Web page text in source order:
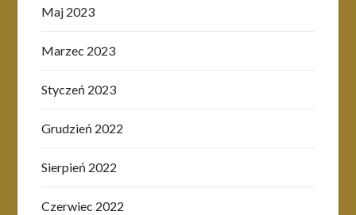
Maj 2023
Marzec 2023
Styczeń 2023
Grudzień 2022
Sierpień 2022
Czerwiec 2022